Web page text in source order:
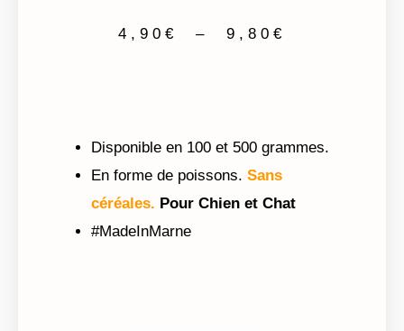
4,90 € – 9,80 €
Disponible en 100 et 500 grammes.
En forme de poissons. Sans
céréales. Pour Chien et Chat
#MadeInMarne